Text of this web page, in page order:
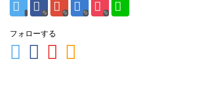
フォローする